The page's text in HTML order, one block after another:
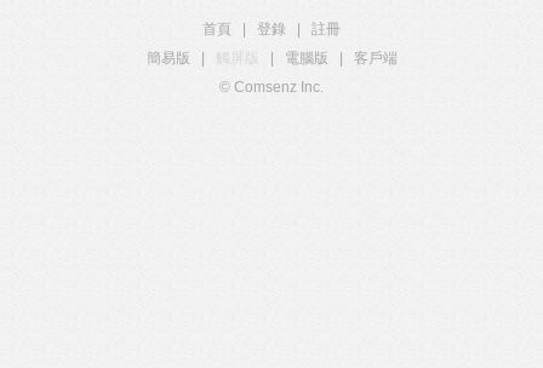
首頁 登錄
註冊
簡易版
觸屏版 電腦版
客戶端
© Comsenz Inc.